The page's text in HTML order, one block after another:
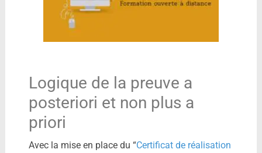
Logique de la preuve a
posteriori et non plus a
priori
Avec la mise en place du “Certificat de réalisation